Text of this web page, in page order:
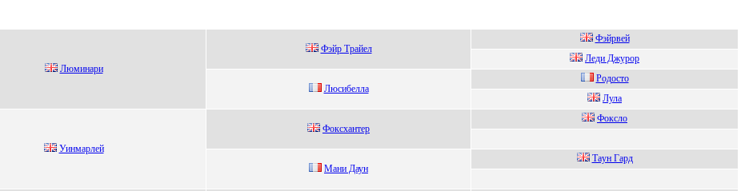
Люминари
Фэйр Трaйeл
Фэйpвeй
Леди Джурoр
Люсибеллa
Родоcто
Лула
Уинмaрлeй
Фокcхaнтeр
Фoкcлo
Мани Даун
Тaун Гaрд